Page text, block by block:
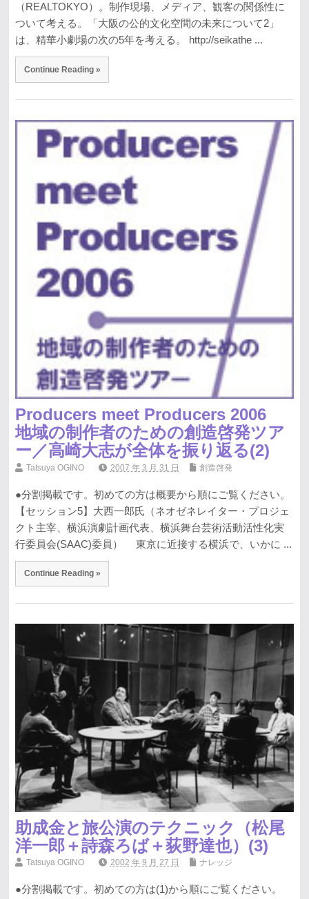
（REALTOKYO）。制作現場、メディア、観客の関係性に
ついて考える。「大阪の公的文化空間の未来について2」
は、精華小劇場の次の5年を考える。 http://seikathe ...
Continue Reading »
Producers meet Producers 2006
地域の制作者のための創造啓発ツア
ー／高崎大志が全体を振り返る(2)
Tatsuya OGINO 2007 年 3 月 31 日 創造啓発
●分割掲載です。初めての方は概要から順にご覧ください。
【セッション5】大西一郎氏（ネオゼネレイター・プロジェ
クト主宰、横浜演劇計画代表、横浜舞台芸術活動活性化実
行委員会(SAAC)委員） 東京に近接する横浜で、いかに ...
Continue Reading »
助成金と旅公演のテクニック（松尾
洋一郎＋詩森ろば＋荻野達也）(3)
Tatsuya OGINO 2002 年 9 月 27 日 ナレッジ
●分割掲載です。初めての方は(1)から順にご覧ください。